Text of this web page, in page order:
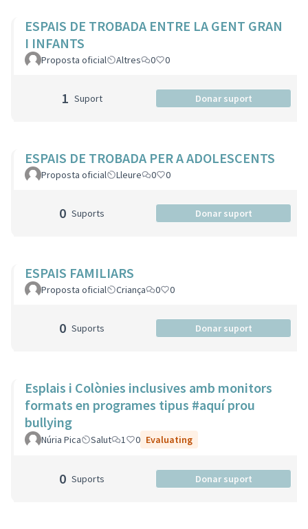
ESPAIS DE TROBADA ENTRE LA GENT GRAN
I INFANTS
Proposta oficial Altres 0 0
1 Suport Donar suport
ESPAIS DE TROBADA PER A ADOLESCENTS
Proposta oficial Lleure 0 0
0 Suports Donar suport
ESPAIS FAMILIARS
Proposta oficial Criança 0 0
0 Suports Donar suport
Esplais i Colònies inclusives amb monitors
formats en programes tipus #aquí prou
bullying
Núria Pica Salut 1 0 Evaluating
0 Suports Donar suport